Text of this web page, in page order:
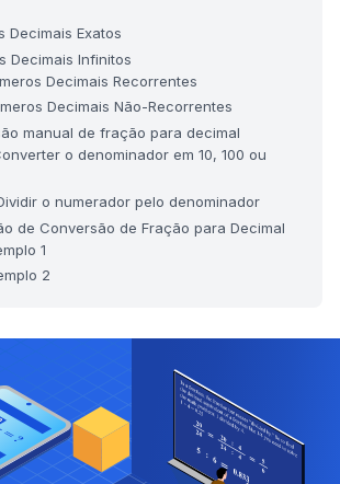
Decimais Exatos
Decimais Infinitos
Decimais Recorrentes
Decimais Não-Recorrentes
manual de fração para decimal
o denominador em 10, 100 ou
o numerador pelo denominador
de Conversão de Fração para Decimal
1
2